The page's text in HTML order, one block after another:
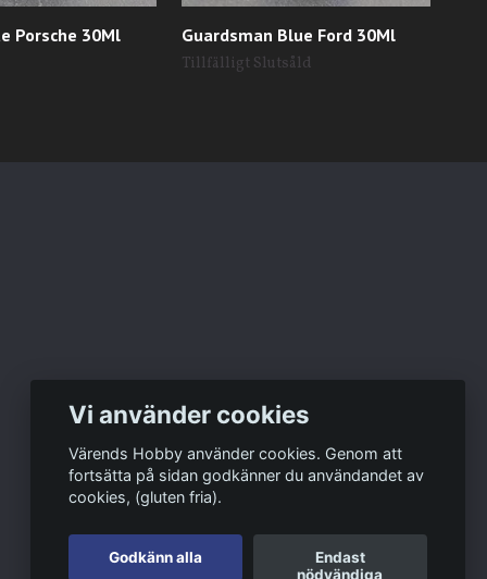
Porsche 30Ml Guardsman Blue Ford 30Ml
Tillfälligt Slutsåld
Vi använder cookies
Värends Hobby använder cookies. Genom att
fortsätta på sidan godkänner du användandet av
cookies, (gluten fria).
Godkänn alla
Endast
nödvändiga